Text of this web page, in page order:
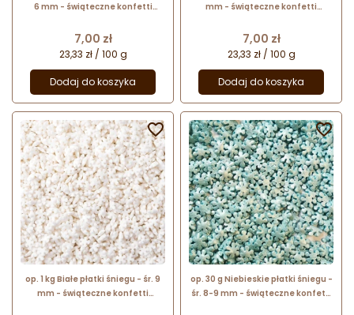
6 mm - świąteczne konfetti
Cena
7,00 zł
23,33 zł / 100 g
Dodaj do koszyka
mm - świąteczne konfetti
Cena
7,00 zł
23,33 zł / 100 g
Dodaj do koszyka
op. 1 kg Białe płatki śniegu - śr. 9
mm - świąteczne konfetti

op. 30 g Niebieskie płatki śniegu -
śr. 8-9 mm - świąteczne konfetti
